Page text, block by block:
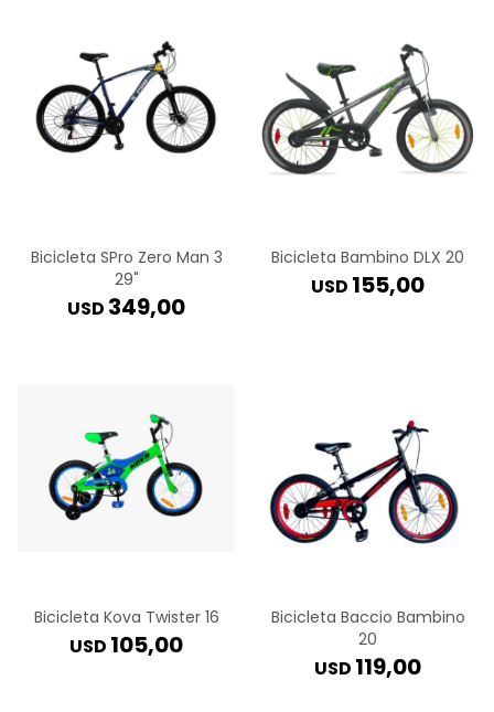
Bicicleta SPro Zero Man 3
29"
USD 349,00
Bicicleta Bambino DLX 20
USD 155,00
Bicicleta Kova Twister 16
USD 105,00
Bicicleta Baccio Bambino
20
USD 119,00